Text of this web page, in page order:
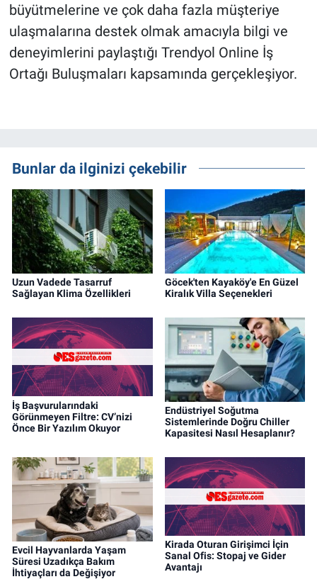
büyütmelerine ve çok daha fazla müşteriye
ulaşmalarına destek olmak amacıyla bilgi ve
deneyimlerini paylaştığı Trendyol Online İş
Ortağı Buluşmaları kapsamında gerçekleşiyor.
Bunlar da ilginizi çekebilir
Uzun Vadede Tasarruf
Sağlayan Klima Özellikleri
Göcek'ten Kayaköy'e En Güzel
Kiralık Villa Seçenekleri
İş Başvurularındaki
Görünmeyen Filtre: CV’nizi
Önce Bir Yazılım Okuyor
Endüstriyel Soğutma
Sistemlerinde Doğru Chiller
Kapasitesi Nasıl Hesaplanır?
Evcil Hayvanlarda Yaşam
Süresi Uzadıkça Bakım
İhtiyaçları da Değişiyor
Kirada Oturan Girişimci İçin
Sanal Ofis: Stopaj ve Gider
Avantajı